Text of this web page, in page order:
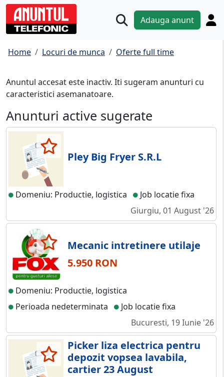
Adauga anunt
Home Locuri de munca Oferte full time
Anuntul accesat este inactiv. Iti sugeram anunturi cu
caracteristici asemanatoare.
Anunturi active sugerate
Pley Big Fryer S.R.L
Domeniu: Productie, logistica
Job locatie fixa
Giurgiu, 01 August '26
Mecanic intretinere utilaje
5.950 RON
Domeniu: Productie, logistica
Perioada nedeterminata
Job locatie fixa
Bucuresti, 19 Iunie '26
Picker liza electrica pentru
depozit vopsea lavabila,
cartier 23 August